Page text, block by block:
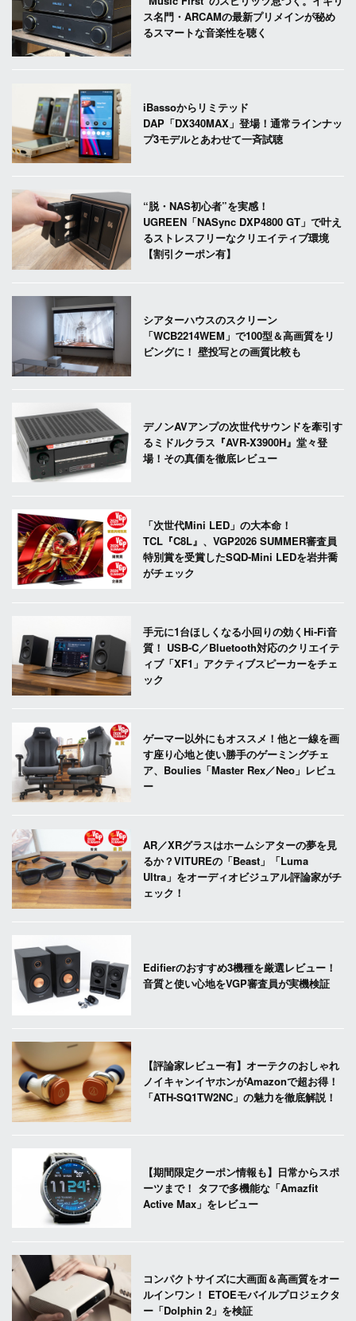
ス名門・ARCAMの最新プリメインが秘め
るスマートな音楽性を聴く
iBassoからリミテッド
DAP「DX340MAX」登場！通常ラインナッ
プ3モデルとあわせて一斉試聴
“脱・NAS初心者”を実感！
UGREEN「NASync DXP4800 GT」で叶え
るストレスフリーなクリエイティブ環境
【割引クーポン有】
シアターハウスのスクリーン
「WCB2214WEM」で100型＆高画質をリ
ビングに！ 壁投写との画質比較も
デノンAVアンプの次世代サウンドを牽引す
るミドルクラス『AVR-X3900H』堂々登
場！その真価を徹底レビュー
「次世代Mini LED」の大本命！
TCL『C8L』、VGP2026 SUMMER審査員
特別賞を受賞したSQD-Mini LEDを岩井喬
がチェック
手元に1台ほしくなる小回りの効くHi-Fi音
質！ USB-C／Bluetooth対応のクリエイテ
ィブ「XF1」アクティブスピーカーをチェ
ック
ゲーマー以外にもオススメ！他と一線を画
す座り心地と使い勝手のゲーミングチェ
ア、Boulies「Master Rex／Neo」レビュ
ー
AR／XRグラスはホームシアターの夢を見
るか？VITUREの「Beast」「Luma
Ultra」をオーディオビジュアル評論家がチ
ェック！
Edifierのおすすめ3機種を厳選レビュー！
音質と使い心地をVGP審査員が実機検証
【評論家レビュー有】オーテクのおしゃれ
ノイキャンイヤホンがAmazonで超お得！
「ATH-SQ1TW2NC」の魅力を徹底解説！
【期間限定クーポン情報も】日常からスポ
ーツまで！ タフで多機能な「Amazfit
Active Max」をレビュー
コンパクトサイズに大画面＆高画質をオー
ルインワン！ ETOEモバイルプロジェクタ
ー「Dolphin 2」を検証